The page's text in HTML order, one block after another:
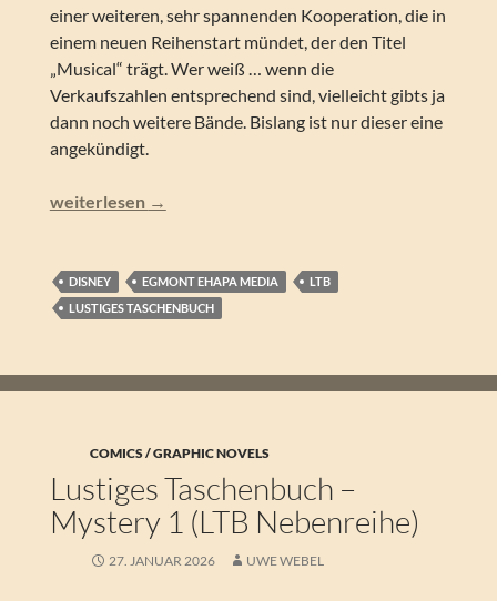
einer weiteren, sehr spannenden Kooperation, die in
einem neuen Reihenstart mündet, der den Titel
„Musical“ trägt. Wer weiß … wenn die
Verkaufszahlen entsprechend sind, vielleicht gibts ja
dann noch weitere Bände. Bislang ist nur dieser eine
angekündigt.
Lustiges Taschenbuch – Musical (LTB Musical 1)
weiterlesen →
DISNEY EGMONT EHAPA MEDIA
LTB
LUSTIGES TASCHENBUCH
COMICS / GRAPHIC NOVELS
Lustiges Taschenbuch –
Mystery 1 (LTB Nebenreihe)
27. JANUAR 2026 UWE WEBEL